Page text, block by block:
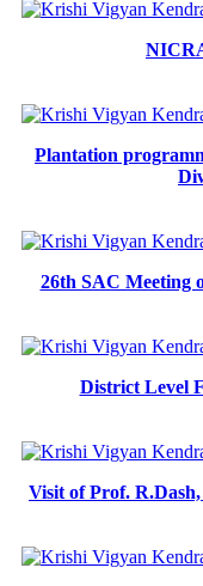
Plantation
26th SAC Meeting
District Level
Visit of Prof.